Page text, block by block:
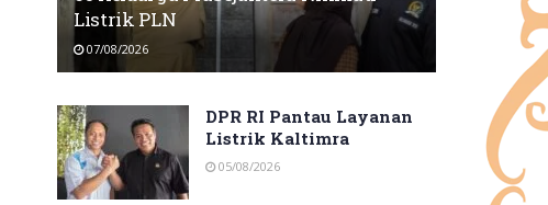
Listrik PLN
07/08/2026
DPR RI Pantau Layanan
Listrik Kaltimra
05/08/2026